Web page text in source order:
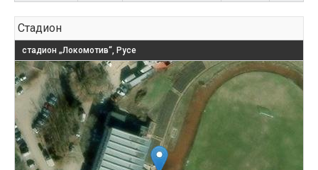
Стадион
стадион „Локомотив“, Русе